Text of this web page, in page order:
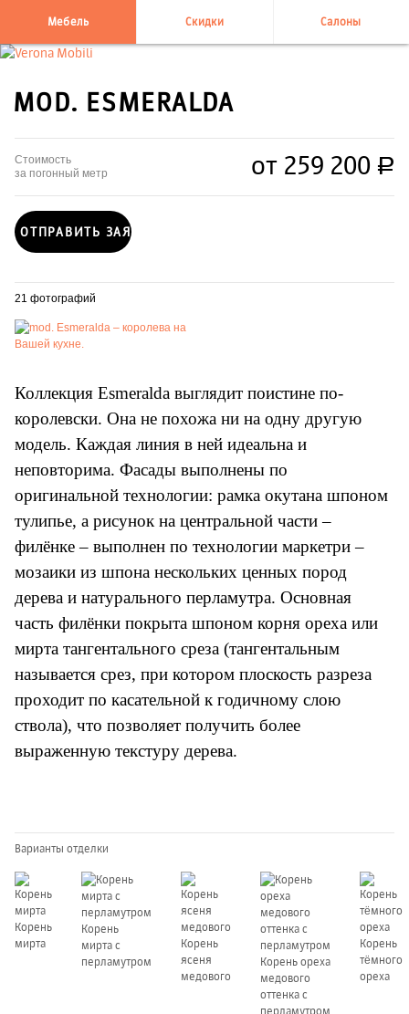
Мебель Скидки Салоны
MOD. ESMERALDA
Стоимость
за погонный метр
от 259 200 руб.
ОТПРАВИТЬ ЗАЯВКУ
21 фотографий
Коллекция Esmeralda выглядит поистине по-
королевски. Она не похожа ни на одну другую
модель. Каждая линия в ней идеальна и
неповторима. Фасады выполнены по
оригинальной технологии: рамка окутана шпоном
тулипье, а рисунок на центральной части –
филёнке – выполнен по технологии маркетри –
мозаики из шпона нескольких ценных пород
дерева и натурального перламутра. Основная
часть филёнки покрыта шпоном корня ореха или
мирта тангентального среза (тангентальным
называется срез, при котором плоскость разреза
проходит по касательной к годичному слою
ствола), что позволяет получить более
выраженную текстуру дерева.
Варианты отделки